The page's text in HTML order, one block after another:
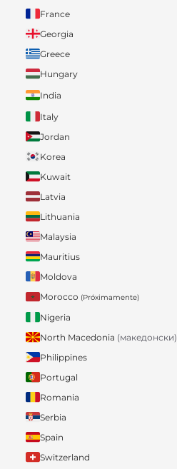
France
Georgia
Greece
Hungary
India
Italy
Jordan
Korea
Kuwait
Latvia
Lithuania
Malaysia
Mauritius
Moldova
Morocco (Próximamente)
Nigeria
North Macedonia (македонски)
Philippines
Portugal
Romania
Serbia
Spain
Switzerland